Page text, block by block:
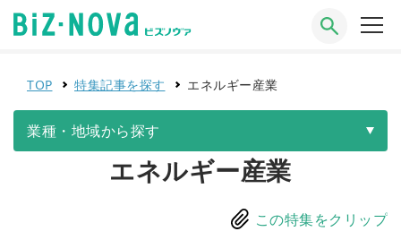
TOP 特集記事を探す エネルギー産業
業種・地域から探す
エネルギー産業
この特集をクリップ